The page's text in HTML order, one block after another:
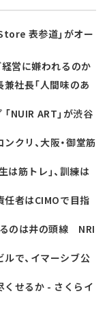
表参道」がオー
経営に嫌われるのか
社長「人間味のあ
NUIR ART」が渋谷
クリ、大阪・御堂筋
は筋トレ」、訓練は
任者はCIMOで目指
のは井の頭線 NRI
で、イマーシブ公
くせるか - さくらイ